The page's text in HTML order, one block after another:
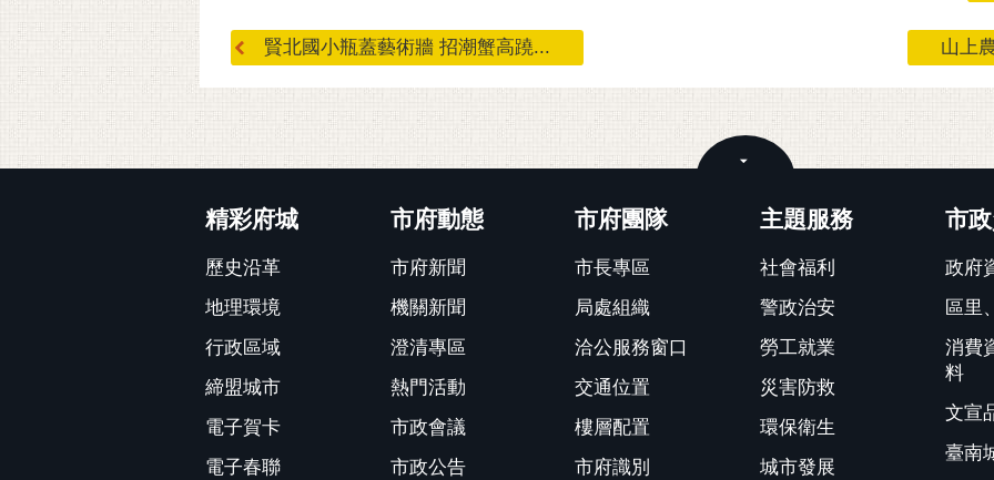
賢北國小瓶蓋藝術牆 招潮蟹高蹺... 山上
精彩府城
歷史沿革
地理環境
行政區域
締盟城市
電子賀卡
電子春聯
市府動態
市府新聞
機關新聞
澄清專區
熱門活動
市政會議
市政公告
市府團隊
市長專區
局處組織
洽公服務窗口
交通位置
樓層配置
市府識別
主題服務
社會福利
警政治安
勞工就業
災害防救
環保衛生
城市發展
市
政府
區里
消費
料
文宣
臺南